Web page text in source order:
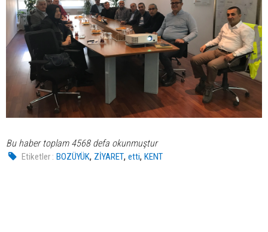
Bu haber toplam 4568 defa okunmuştur
Etiketler : BOZÜYÜK, ZİYARET,etti,KENT